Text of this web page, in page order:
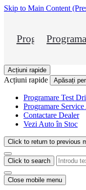
Skip to Main Content
Programare
Acțiuni rapide
Acțiuni rapide Apăsați
Programare Test
Programare
Contactare Dealer
Vezi Auto în Stoc
Click to return to previous
Click to search
Close mobile menu